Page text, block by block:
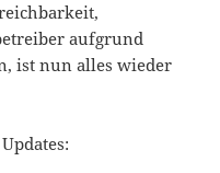
aufgrund
ist nun alles wieder